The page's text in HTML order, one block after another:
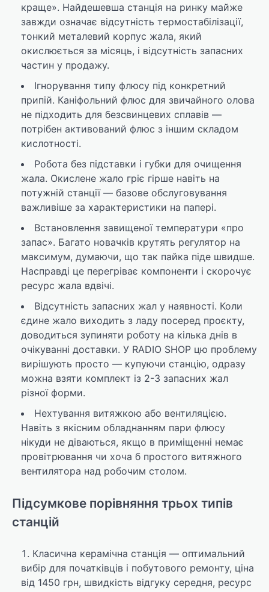
краще». Найдешевша станція на ринку майже
завжди означає відсутність термостабілізації,
тонкий металевий корпус жала, який
окислюється за місяць, і відсутність запасних
частин у продажу.
Ігнорування типу флюсу під конкретний
припій. Каніфольний флюс для звичайного олова
не підходить для безсвинцевих сплавів —
потрібен активований флюс з іншим складом
кислотності.
Робота без підставки і губки для очищення
жала. Окислене жало гріє гірше навіть на
потужній станції — базове обслуговування
важливіше за характеристики на папері.
Встановлення завищеної температури «про
запас». Багато новачків крутять регулятор на
максимум, думаючи, що так пайка піде швидше.
Насправді це перегріває компоненти і скорочує
ресурс жала вдвічі.
Відсутність запасних жал у наявності. Коли
єдине жало виходить з ладу посеред проєкту,
доводиться зупиняти роботу на кілька днів в
очікуванні доставки. У RADIO SHOP цю проблему
вирішують просто — купуючи станцію, одразу
можна взяти комплект із 2-3 запасних жал
різної форми.
Нехтування витяжкою або вентиляцією.
Навіть з якісним обладнанням пари флюсу
нікуди не діваються, якщо в приміщенні немає
провітрювання чи хоча б простого витяжного
вентилятора над робочим столом.
Підсумкове порівняння трьох типів
станцій
Класична керамічна станція — оптимальний
вибір для початківців і побутового ремонту, ціна
від 1450 грн, швидкість відгуку середня, ресурс